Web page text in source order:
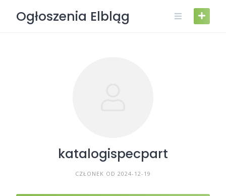
Ogłoszenia Elbląg
katalogispecpart
CZŁONEK OD 2024-12-19